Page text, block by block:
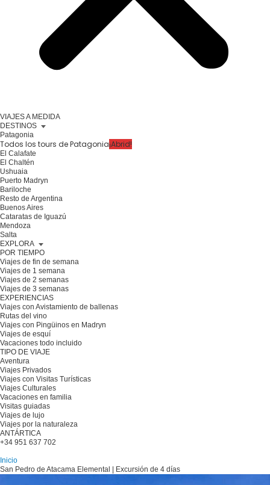
VIAJES A MEDIDA
DESTINOS
Patagonia
Todos los tours de Patagonia¡Abrid!
El Calafate
El Chaltén
Ushuaia
Puerto Madryn
Bariloche
Resto de Argentina
Buenos Aires
Cataratas de Iguazú
Mendoza
Salta
EXPLORA
POR TIEMPO
Viajes de fin de semana
Viajes de 1 semana
Viajes de 2 semanas
Viajes de 3 semanas
EXPERIENCIAS
Viajes con Avistamiento de ballenas
Rutas del vino
Viajes con Pingüinos en Madryn
Viajes de esquí
Vacaciones todo incluido
TIPO DE VIAJE
Aventura
Viajes Privados
Viajes con Visitas Turísticas
Viajes Culturales
Vacaciones en familia
Visitas guiadas
Viajes de lujo
Viajes por la naturaleza
ANTÁRTICA
+34 951 637 702
Inicio
San Pedro de Atacama Elemental | Excursión de 4 días